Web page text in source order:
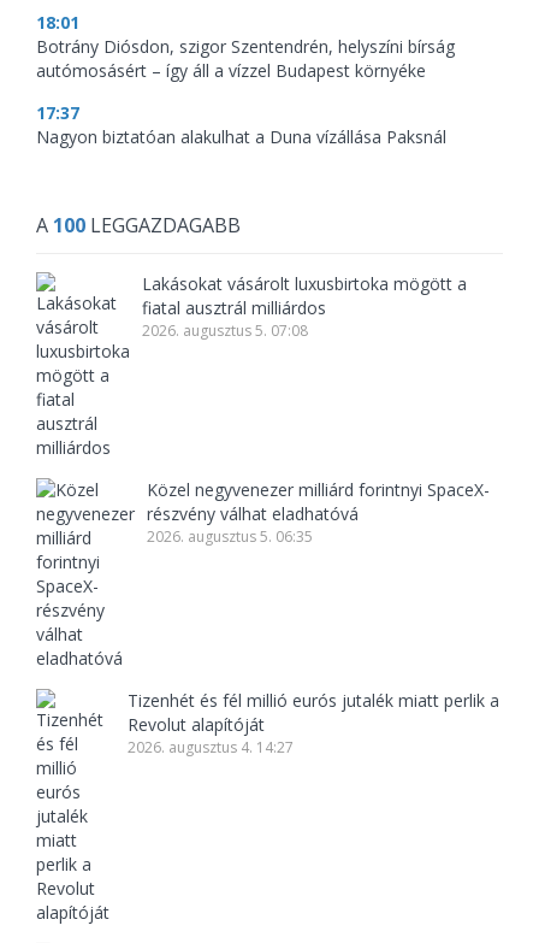
18:01
Botrány Diósdon, szigor Szentendrén, helyszíni bírság
autómosásért – így áll a vízzel Budapest környéke
17:37
Nagyon biztatóan alakulhat a Duna vízállása Paksnál
A 100 LEGGAZDAGABB
Lakásokat vásárolt luxusbirtoka mögött a
fiatal ausztrál milliárdos
2026. augusztus 5. 07:08
Közel negyvenezer milliárd forintnyi SpaceX-
részvény válhat eladhatóvá
2026. augusztus 5. 06:35
Tizenhét és fél millió eurós jutalék miatt perlik a
Revolut alapítóját
2026. augusztus 4. 14:27